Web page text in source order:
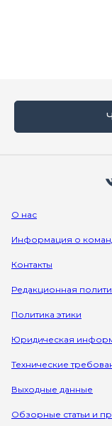
О нас
Информация о
Контакты
Редакционная
Политика этики
Юридическая
Технические
Выходные данные
Обзорные статьи и